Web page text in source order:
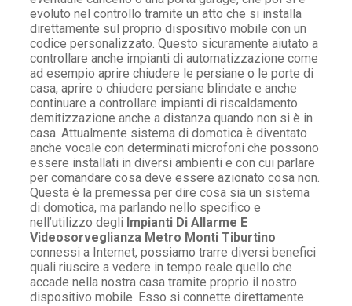
evoluto nel controllo tramite un atto che si installa
direttamente sul proprio dispositivo mobile con un
codice personalizzato. Questo sicuramente aiutato a
controllare anche impianti di automatizzazione come
ad esempio aprire chiudere le persiane o le porte di
casa, aprire o chiudere persiane blindate e anche
continuare a controllare impianti di riscaldamento
demitizzazione anche a distanza quando non si è in
casa. Attualmente sistema di domotica è diventato
anche vocale con determinati microfoni che possono
essere installati in diversi ambienti e con cui parlare
per comandare cosa deve essere azionato cosa non.
Questa è la premessa per dire cosa sia un sistema
di domotica, ma parlando nello specifico e
nell’utilizzo degli Impianti Di Allarme E
Videosorveglianza Metro Monti Tiburtino
connessi a Internet, possiamo trarre diversi benefici
quali riuscire a vedere in tempo reale quello che
accade nella nostra casa tramite proprio il nostro
dispositivo mobile. Esso si connette direttamente